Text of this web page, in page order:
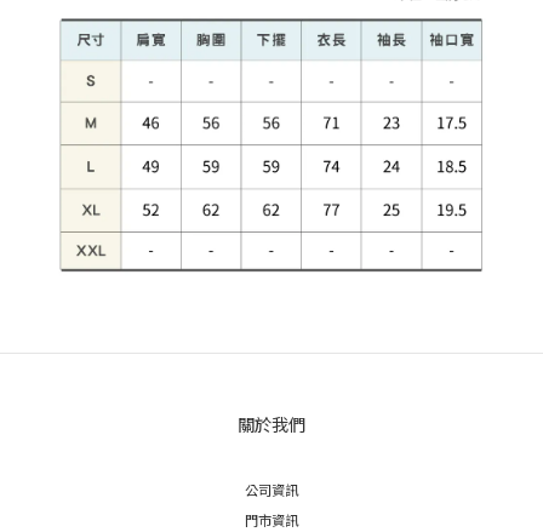
關於我們
公司資訊
門市資訊